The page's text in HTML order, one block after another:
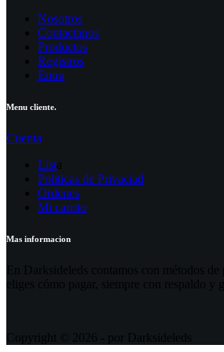
Nosotros
Contactanos
Productos
Registros
Entra
Menu cliente.
Cuenta
Lista
Politicas de Privaciad
Ordenes
Mi carrito
Mas informacion
En Darksideleds contamos con métodos
eliges cómo pagar, siempre con respaldo y
Copyright © 2026 - por Darksideleds